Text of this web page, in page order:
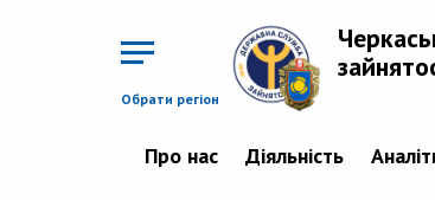
Обрати регіон
Про нас Діяльність